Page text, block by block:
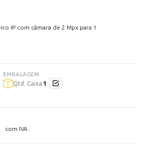
IP com câmara de 2 Mpx para 1
com iluminação LED
IP
MF, NFC e Bluetooth
da porta remota
EMBALAGEM
Qtd. Caixa 1
com IVA